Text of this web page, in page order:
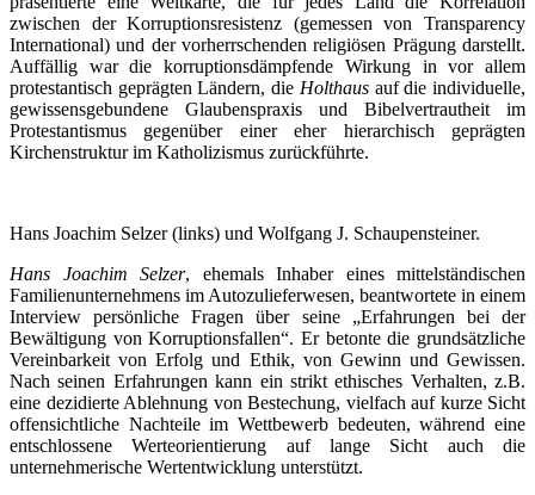
zwischen der Korruptionsresistenz (gemessen von Transparency
International) und der vorherrschenden religiösen Prägung darstellt.
Auffällig war die korruptionsdämpfende Wirkung in vor allem
protestantisch geprägten Ländern, die Holthausauf die individuelle,
gewissensgebundene Glaubens­praxis und Bibelvertrautheit im
Protestantismus gegenüber einer eher hierarchisch geprägten
Kirchenstruktur im Katholizismus zurückführte.
Hans Joachim Selzer (links) und Wolfgang J. Schaupensteiner.
Hans Joachim Selzer, ehemals Inhaber eines mittelständischen
Familienunternehmens im Autozulieferwesen, beantwortete in einem
Interview persönliche Fragen über seine „Erfahrungen bei der
Bewältigung von Korruptionsfallen“. Er betonte die grundsätzliche
Vereinbarkeit von Erfolg und Ethik, von Gewinn und Gewissen.
Nach seinen Erfahrungen kann ein strikt ethisches Verhalten, z.B.
eine dezidierte Ablehnung von Bestechung, vielfach auf kurze Sicht
offensichtliche Nachteile im Wettbewerb bedeuten, während eine
entschlossene Werteorientierung auf lange Sicht auch die
unternehmerische Wertentwicklung unterstützt.